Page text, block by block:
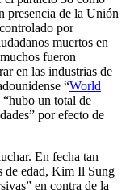
presencia de la Unión
por
muertos en
fueron
en las industrias de
“World
“hubo un total de
por efecto de
En fecha tan
de edad, Kim Il Sung
en contra de la